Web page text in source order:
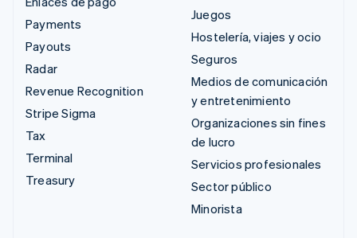
Payments
Payouts
Radar
Revenue Recognition
Stripe Sigma
Tax
Terminal
Treasury
Juegos
Hostelería, viajes y ocio
Seguros
Medios de comunicación
y entretenimiento
Organizaciones sin fines
de lucro
Servicios profesionales
Sector público
Minorista